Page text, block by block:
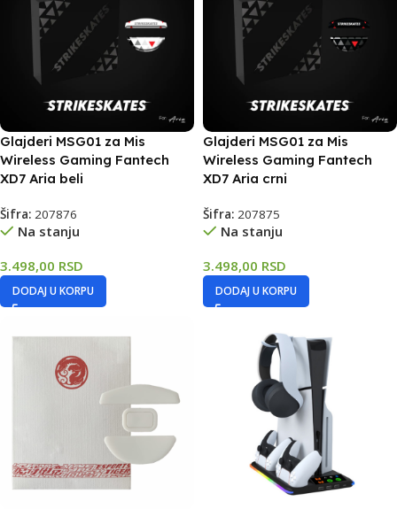
Glajderi MSG01 za Mis
Wireless Gaming Fantech
XD7 Aria beli
Šifra: 207876
Na stanju
3.498,00 RSD
DODAJ U KORPU
Glajderi MSG01 za Mis
Wireless Gaming Fantech
XD7 Aria crni
Šifra: 207875
Na stanju
3.498,00 RSD
DODAJ U KORPU